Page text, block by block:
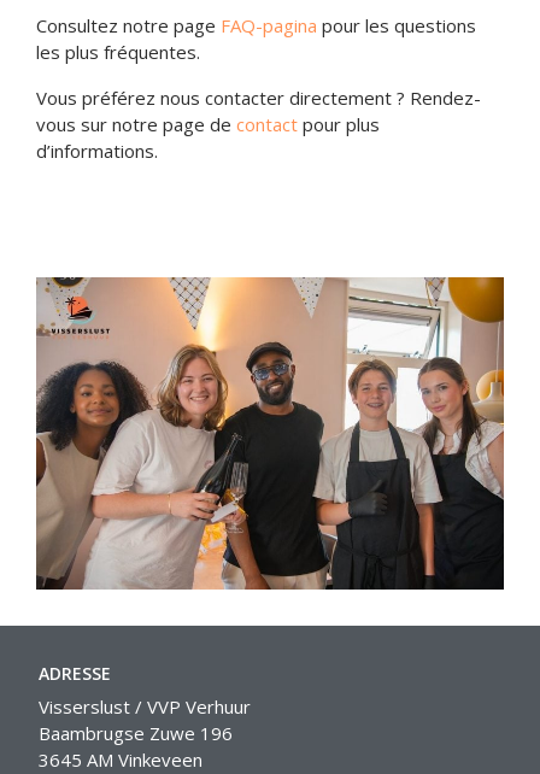
Consultez notre page FAQ-pagina pour les questions
les plus fréquentes.
Vous préférez nous contacter directement ? Rendez-
vous sur notre page de contact pour plus
d’informations.
ADRESSE
Visserslust / VVP Verhuur
Baambrugse Zuwe 196
3645 AM Vinkeveen